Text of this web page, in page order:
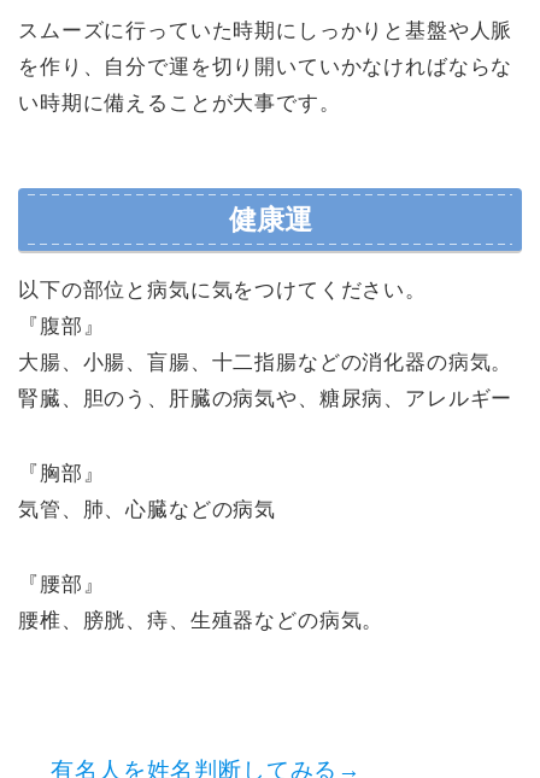
スムーズに行っていた時期にしっかりと基盤や人脈
を作り、自分で運を切り開いていかなければならな
い時期に備えることが大事です。
健康運
以下の部位と病気に気をつけてください。
『腹部』
大腸、小腸、盲腸、十二指腸などの消化器の病気。
腎臓、胆のう、肝臓の病気や、糖尿病、アレルギー
『胸部』
気管、肺、心臓などの病気
『腰部』
腰椎、膀胱、痔、生殖器などの病気。
有名人を姓名判断してみる→